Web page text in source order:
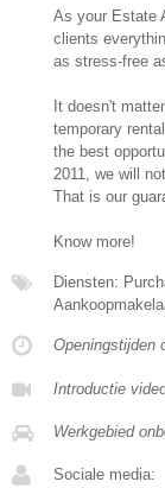
As your Estate
clients
as stress-free
It doesn't
temporary
the best
2011, we will
That is our
Know more!
Diensten:
Openingstijden
Introductie
Werkgebied
Sociale media: